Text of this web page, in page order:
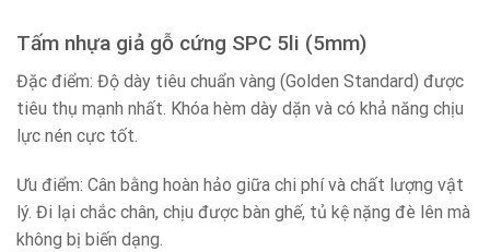
Tấm nhựa giả gỗ cứng SPC 5li (5mm)
Đặc điểm: Độ dày tiêu chuẩn vàng (Golden Standard) được
tiêu thụ mạnh nhất. Khóa hèm dày dặn và có khả năng chịu
lực nén cực tốt.
Ưu điểm: Cân bằng hoàn hảo giữa chi phí và chất lượng vật
lý. Đi lại chắc chân, chịu được bàn ghế, tủ kệ nặng đè lên mà
không bị biến dạng.